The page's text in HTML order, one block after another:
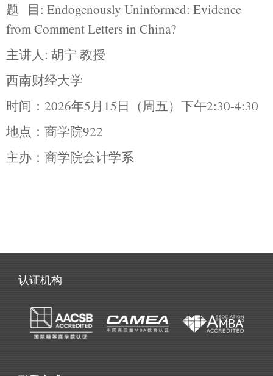
题 目: Endogenously Uninformed: Evidence
from Comment Letters in China?
主讲人: 胡宁 教授
西南财经大学
时间： 2026年5月 15日（周五）下午2:30-4:30
地点：商学院922
主办：商学院会计学系
认证机构